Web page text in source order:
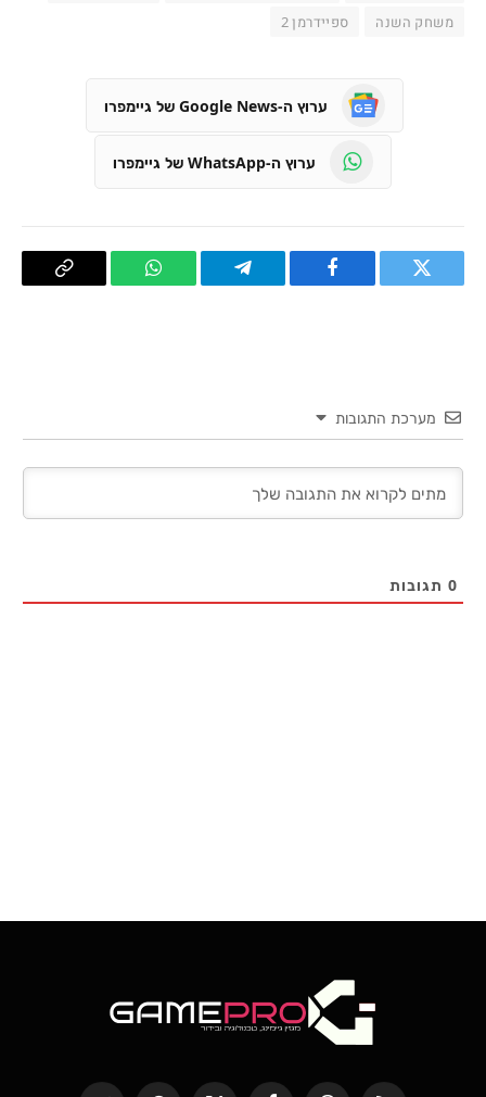
משחק השנה
ספיידרמן 2
ערוץ ה-Google News של גיימפרו
ערוץ ה-WhatsApp של גיימפרו
טוויטר פייסבוק Telegram
WhatsApp העתק
מערכת התגובות
0 תגובות